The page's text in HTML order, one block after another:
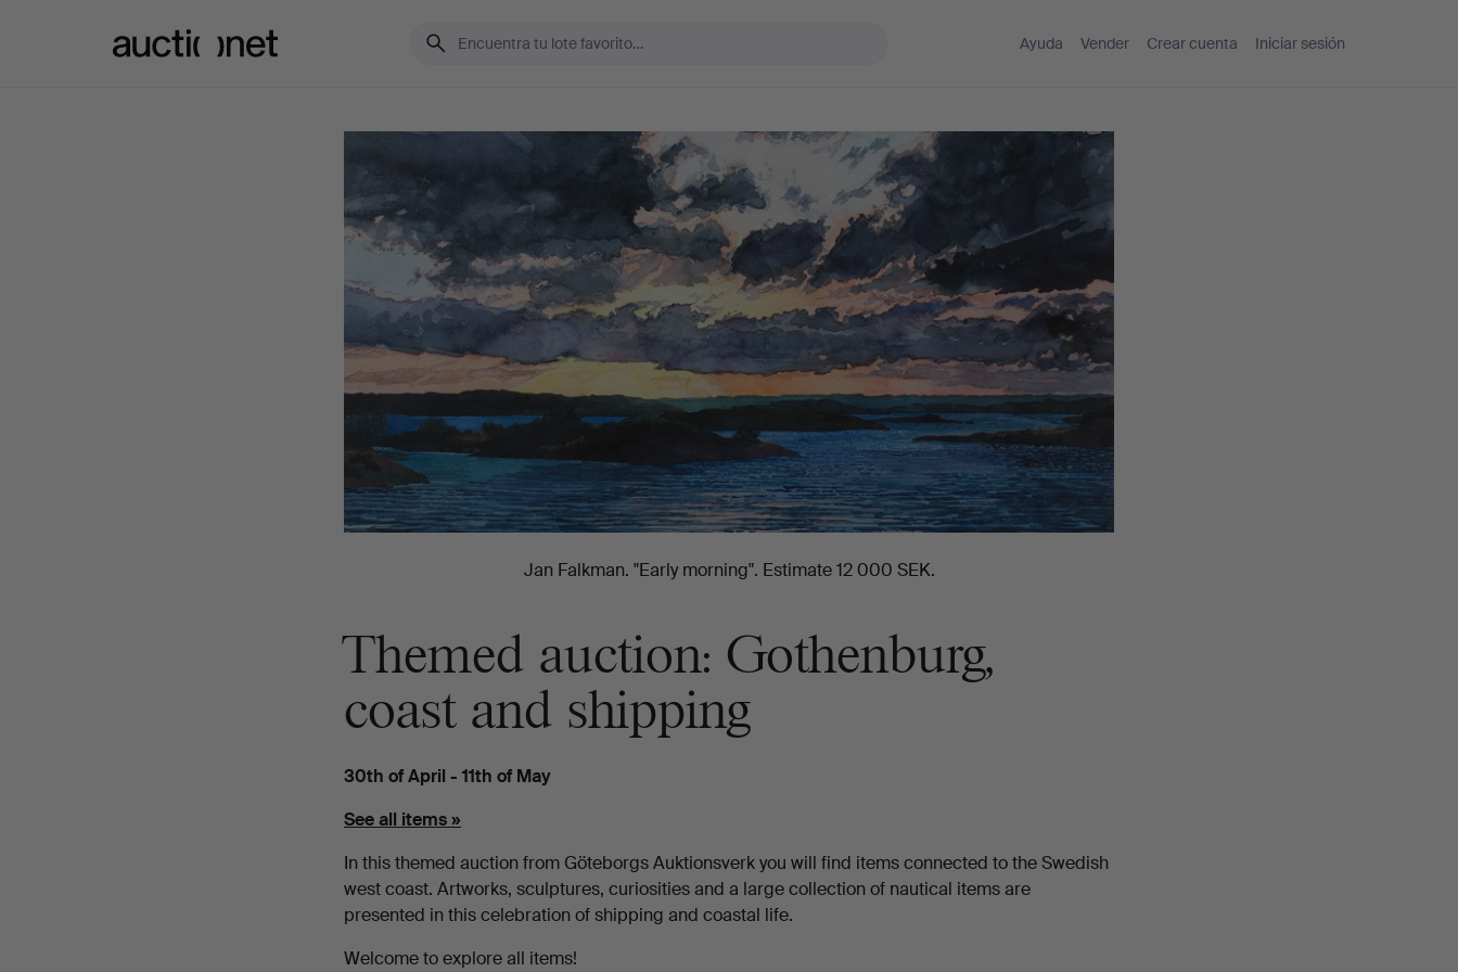
Ayuda Vender Crear cuenta Iniciar sesión
Jan Falkman. "Early morning". Estimate 12 000 SEK.
Themed auction: Gothenburg,
coast and shipping
30th of April - 11th of May
See all items »
In this themed auction from Göteborgs Auktionsverk you will find items connected to the Swedish
west coast. Artworks, sculptures, curiosities and a large collection of nautical items are
presented in this celebration of shipping and coastal life.
Welcome to explore all items!